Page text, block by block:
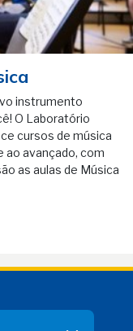
instrumento
O Laboratório
cursos de música
ao avançado, com
as aulas de Música